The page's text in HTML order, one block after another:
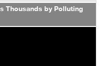
Thousands by Polluting